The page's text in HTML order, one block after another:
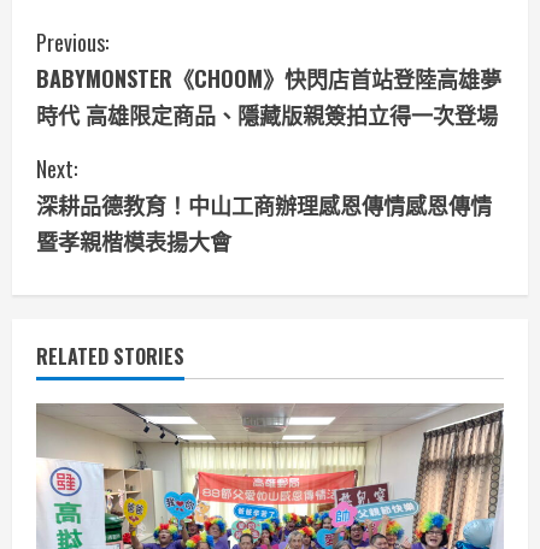
C
o
n
t
i
n
u
e
R
e
Previous:
BABYMONSTER《CHOOM》快閃店首站登陸高雄夢
時代 高雄限定商品、隱藏版親簽拍立得一次登場
Next:
深耕品德教育！中山工商辦理感恩傳情感恩傳情
暨孝親楷模表揚大會
RELATED STORIES